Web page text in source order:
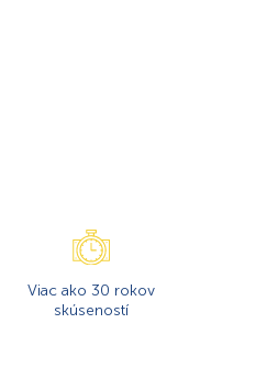
Viac ako 30 rokov
skúseností